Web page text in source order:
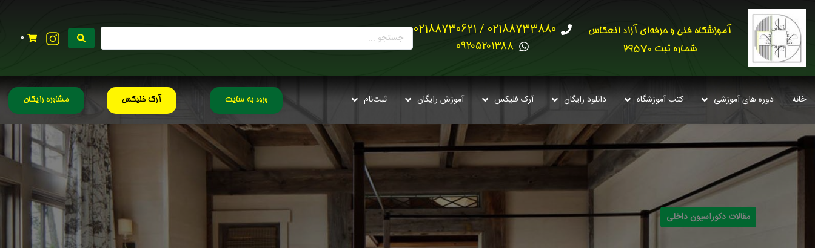
آموزشگاه فنی و حرفه‌ای آزاد انعکاس
شماره ثبت 29570
02188733880 / 02188730621
0۹۲۰۵۲۰۱۳۸۸
0
خانه دوره های آموزشی کتب آموزشگاه دانلود رایگان آرک فلیکس آموزش رایگان ثبت‌نام ورود به سایت آرک فلیکس مشاوره رایگان
مقالات دکوراسیون داخلی